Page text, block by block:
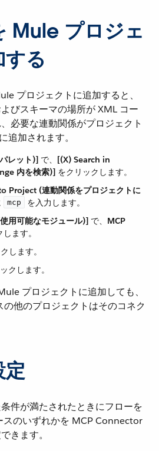
Mule プロジェ
る
プロジェクトに追加すると、
びスキーマの場所が XML コー
必要な連動関係がプロジェクト
追加されます。
レット)] ​ で、​ [(X) Search in
内を検索)] ​ をクリックします。
Project (連動関係をプロジェクトに
mcp
​ を入力します。
用可能なモジュール)] ​ で、​ MCP
ます。
します。
クします。
プロジェクトに追加しても、
他のプロジェクトはそのコネク
定
件が満たされたときにフローを
スのいずれかを MCP Connector
きます。